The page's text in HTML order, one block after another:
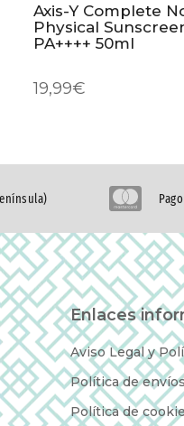
Axis-Y Complete
Physical
PA++++ 50ml
19,99€
Enlaces
Aviso Legal y
Política de
Política de